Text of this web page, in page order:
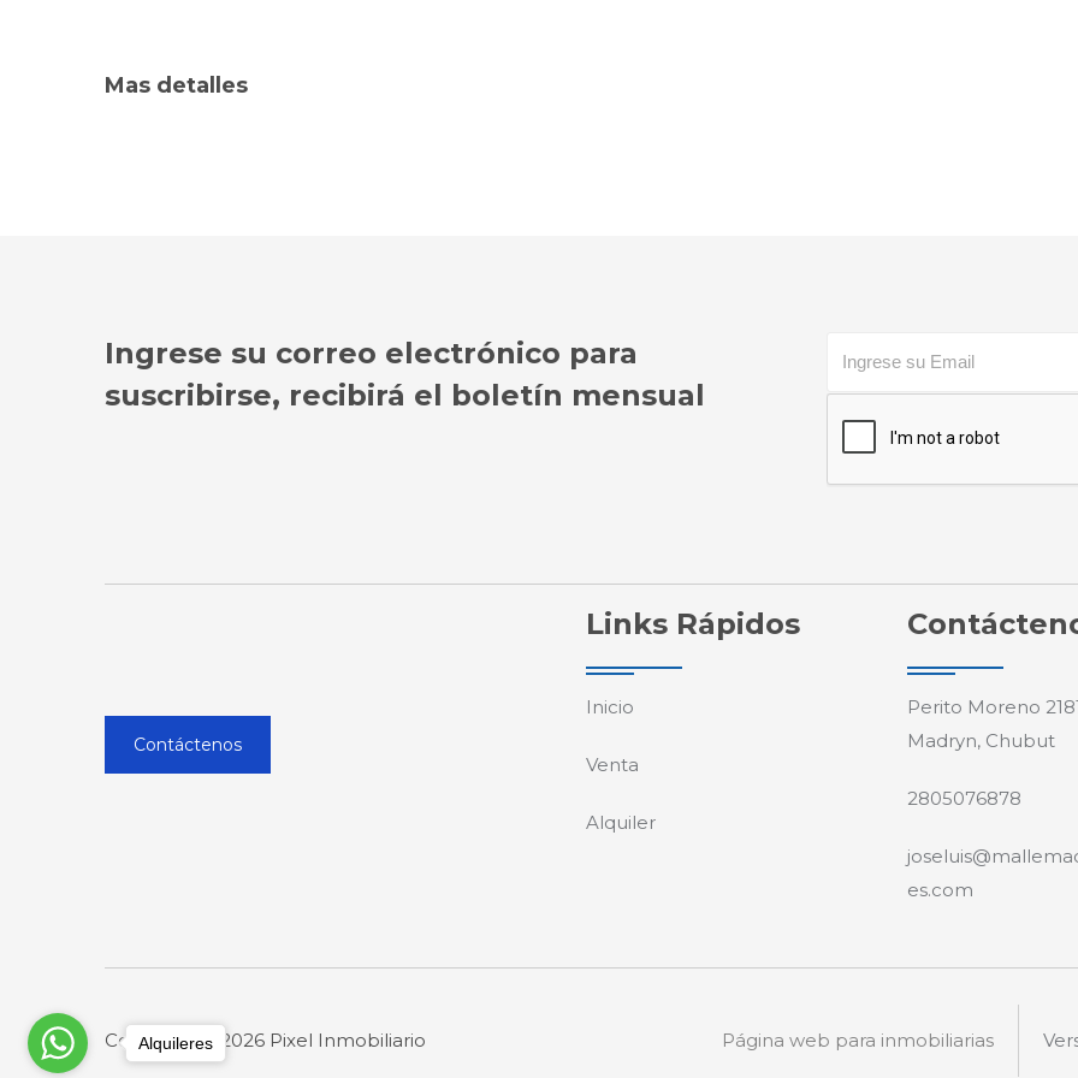
Mas detalles
Ingrese su correo electrónico para
suscribirse, recibirá el boletín mensual
Contáctenos
Links Rápidos
Inicio
Venta
Alquiler
Perito Moreno
Madryn, Chubut
2805076878
es.com
Copyright © 2026 Pixel Inmobiliario Página web para inmobiliarias
Alquileres